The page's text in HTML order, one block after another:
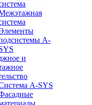
A-
и
A-SYS